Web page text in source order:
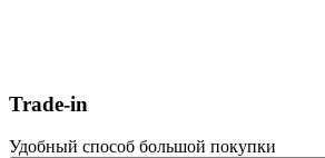
Trade-in
Удобный способ большой покупки